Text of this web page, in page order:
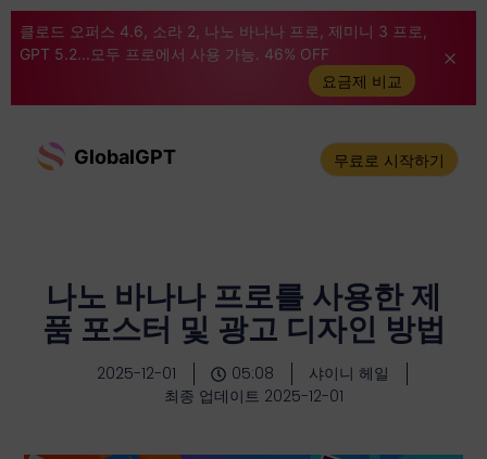
클로드 오퍼스 4.6, 소라 2, 나노 바나나 프로, 제미니 3 프로,
GPT 5.2...모두 프로에서 사용 가능. 46% OFF
요금제 비교
GlobalGPT 무료로 시작하기
나노 바나나 프로를 사용한 제
품 포스터 및 광고 디자인 방법
2025-12-01 05:08
샤이니 헤일
최종 업데이트 2025-12-01